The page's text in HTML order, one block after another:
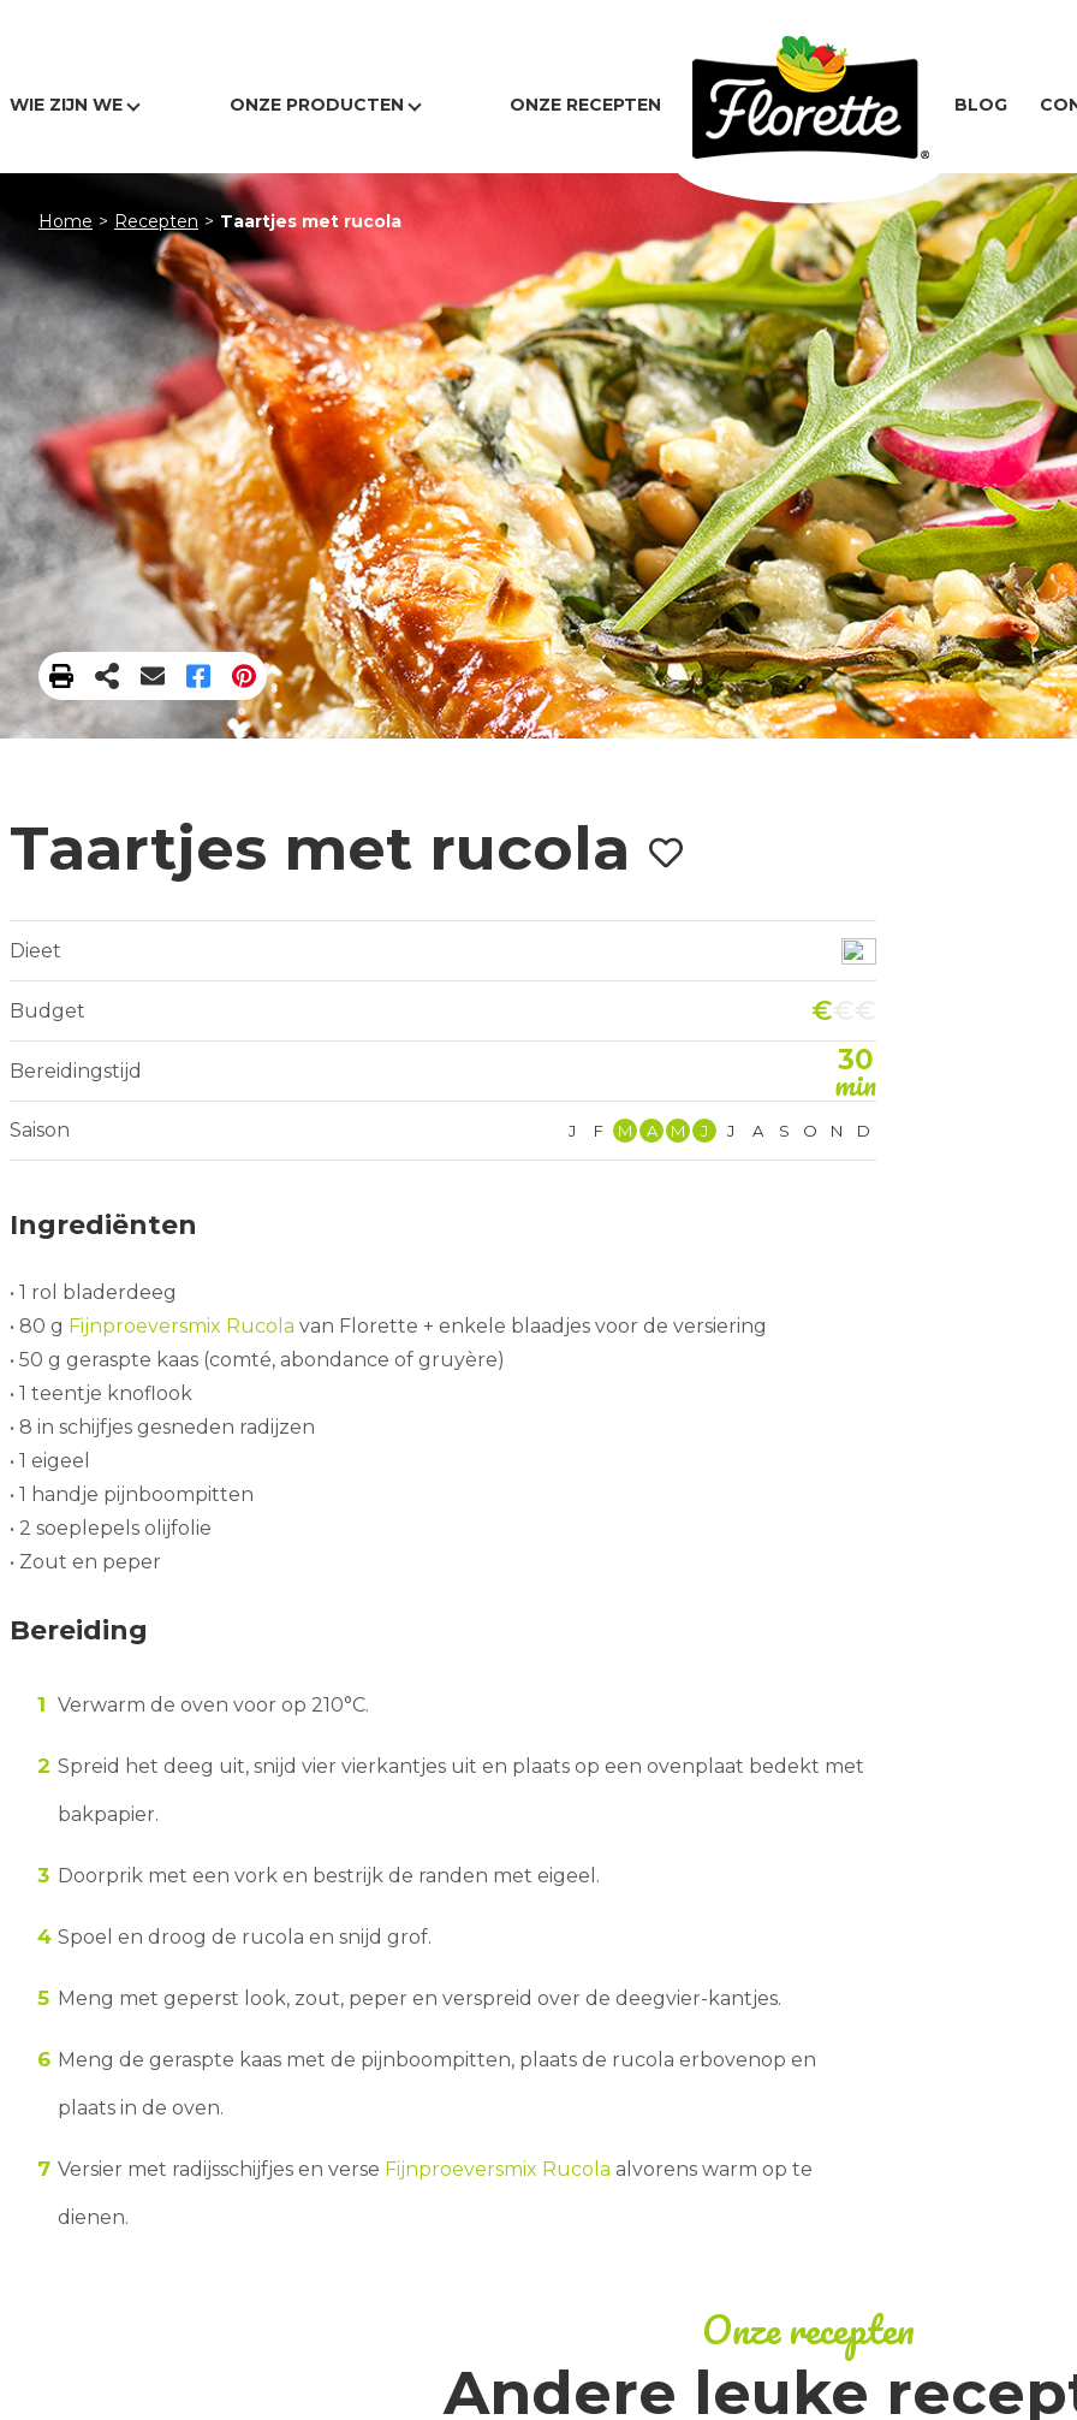
WIE ZIJN WE ONZE PRODUCTEN ONZE RECEPTEN BLOG
Home > Recepten > Taartjes met rucola
Taartjes met rucola
Dieet
Budget €
Bereidingstijd 30
min
Saison J F M A M J J A S O N D
Ingrediënten
• 1 rol bladerdeeg
• 80 g Fijnproeversmix Rucola van Florette + enkele blaadjes voor de versiering
• 50 g geraspte kaas (comté, abondance of gruyère)
• 1 teentje knoflook
• 8 in schijfjes gesneden radijzen
• 1 eigeel
• 1 handje pijnboompitten
• 2 soeplepels olijfolie
• Zout en peper
Bereiding
Verwarm de oven voor op 210°C.
Spreid het deeg uit, snijd vier vierkantjes uit en plaats op een ovenplaat bedekt met
bakpapier.
Doorprik met een vork en bestrijk de randen met eigeel.
Spoel en droog de rucola en snijd grof.
Meng met geperst look, zout, peper en verspreid over de deegvier-kantjes.
Meng de geraspte kaas met de pijnboompitten, plaats de rucola erbovenop en
plaats in de oven.
Versier met radijsschijfjes en verse Fijnproeversmix Rucola alvorens warm op te
dienen.
Onze recepten
Andere leuke